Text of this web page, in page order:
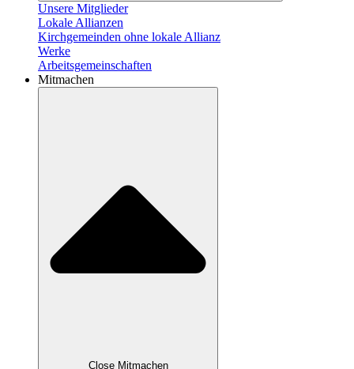
Unsere Mitglieder
Lokale Allianzen
Kirchgemeinden ohne lokale Allianz
Werke
Arbeitsgemeinschaften
Mitmachen
Close Mitmachen